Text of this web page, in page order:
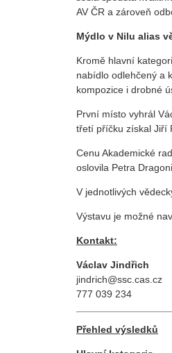
AV ČR a zároveň
Mýdlo v Nilu alias
Kromě hlavní
nabídlo odlehčený a
kompozice i drobné
První místo vyhrál
třetí příčku získal Jiří
Cenu Akademické
oslovila Petra
V jednotlivých
Výstavu je možné
Kontakt:
Václav Jindřich
jindrich@ssc.cas.cz
777 039 234
Přehled výsledků